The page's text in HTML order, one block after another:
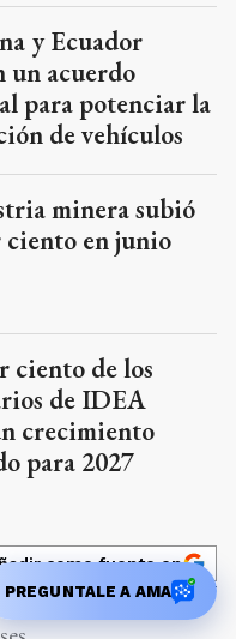
y Ecuador
un acuerdo
para potenciar la
de vehículos
minera subió
ciento en junio
ciento de los
de IDEA
crecimiento
para 2027
como fuente en
PREGUNTALE A AMA